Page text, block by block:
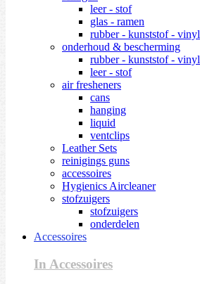
leer - stof
glas - ramen
rubber - kunststof - vinyl
onderhoud & bescherming
rubber - kunststof - vinyl
leer - stof
air fresheners
cans
hanging
liquid
ventclips
Leather Sets
reinigings guns
accessoires
Hygienics Aircleaner
stofzuigers
stofzuigers
onderdelen
Accessoires
In Accessoires